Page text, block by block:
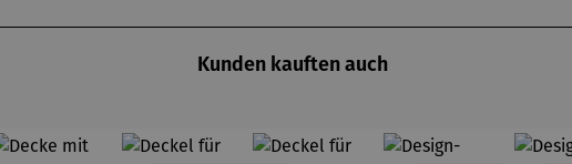
Kunden kauften auch